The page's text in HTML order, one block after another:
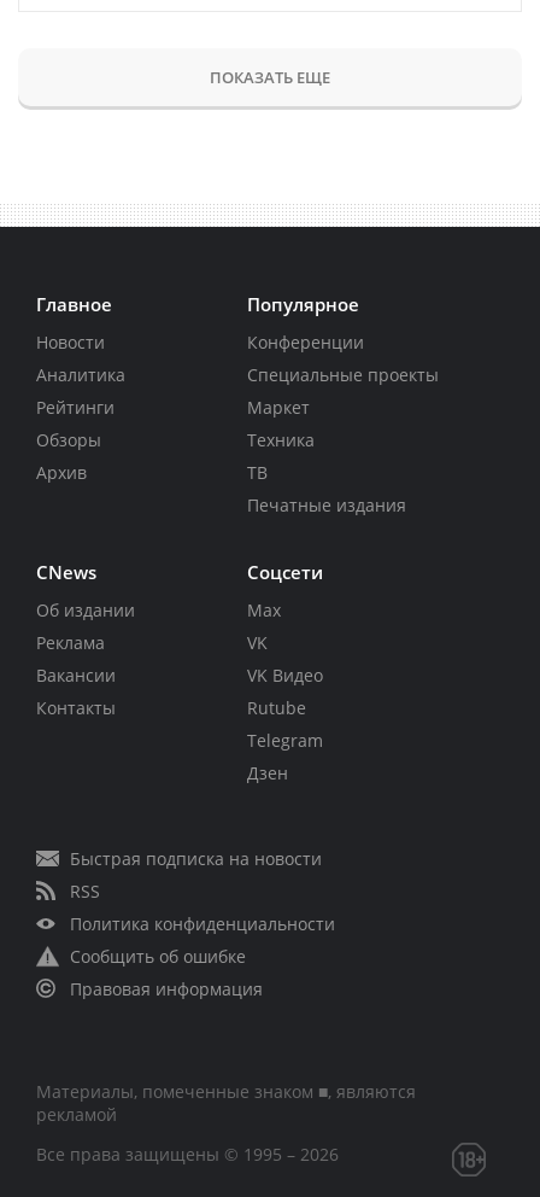
ПОКАЗАТЬ ЕЩЕ
Главное
Новости
Аналитика
Рейтинги
Обзоры
Архив
Популярное
Конференции
Специальные проекты
Маркет
Техника
ТВ
Печатные издания
CNews
Об издании
Реклама
Вакансии
Контакты
Соцсети
Max
VK
VK Видео
Rutube
Telegram
Дзен
Быстрая подписка на новости
RSS
Политика конфиденциальности
Сообщить об ошибке
Правовая информация
Материалы, помеченные знаком ■, являются
рекламой
Все права защищены © 1995 – 2026